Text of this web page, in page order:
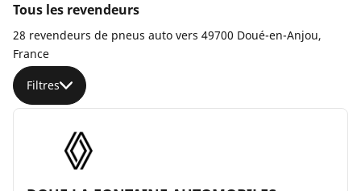
Tous les revendeurs
28 revendeurs de pneus auto vers 49700 Doué-en-Anjou,
France
Filtres